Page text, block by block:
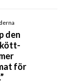
den
kött-
för